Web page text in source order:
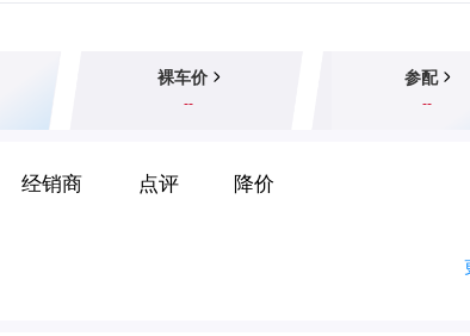
裸车价
--
参配
--
经销商 点评 降价